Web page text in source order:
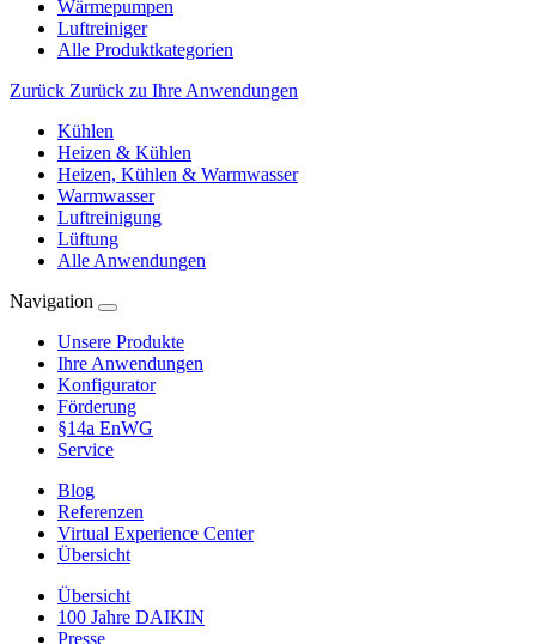
Wärmepumpen
Luftreiniger
Alle Produktkategorien
Zurück Zurück zu Ihre Anwendungen
Kühlen
Heizen & Kühlen
Heizen, Kühlen & Warmwasser
Warmwasser
Luftreinigung
Lüftung
Alle Anwendungen
Navigation
Unsere Produkte
Ihre Anwendungen
Konfigurator
Förderung
§14a EnWG
Service
Blog
Referenzen
Virtual Experience Center
Übersicht
Übersicht
100 Jahre DAIKIN
Presse